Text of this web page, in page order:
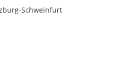
Schweinfurt